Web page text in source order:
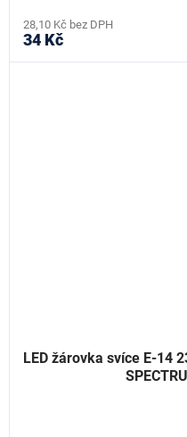
28,10 Kč bez DPH
34 Kč
LED žárovka svíce E-14